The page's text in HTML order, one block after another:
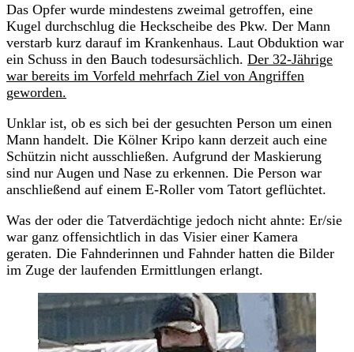
Das Opfer wurde mindestens zweimal getroffen, eine
Kugel durchschlug die Heckscheibe des Pkw. Der Mann
verstarb kurz darauf im Krankenhaus. Laut Obduktion war
ein Schuss in den Bauch todesursächlich. Der 32-Jährige
war bereits im Vorfeld mehrfach Ziel von Angriffen
geworden.
Unklar ist, ob es sich bei der gesuchten Person um einen
Mann handelt. Die Kölner Kripo kann derzeit auch eine
Schützin nicht ausschließen. Aufgrund der Maskierung
sind nur Augen und Nase zu erkennen. Die Person war
anschließend auf einem E-Roller vom Tatort geflüchtet.
Was der oder die Tatverdächtige jedoch nicht ahnte: Er/sie
war ganz offensichtlich in das Visier einer Kamera
geraten. Die Fahnderinnen und Fahnder hatten die Bilder
im Zuge der laufenden Ermittlungen erlangt.